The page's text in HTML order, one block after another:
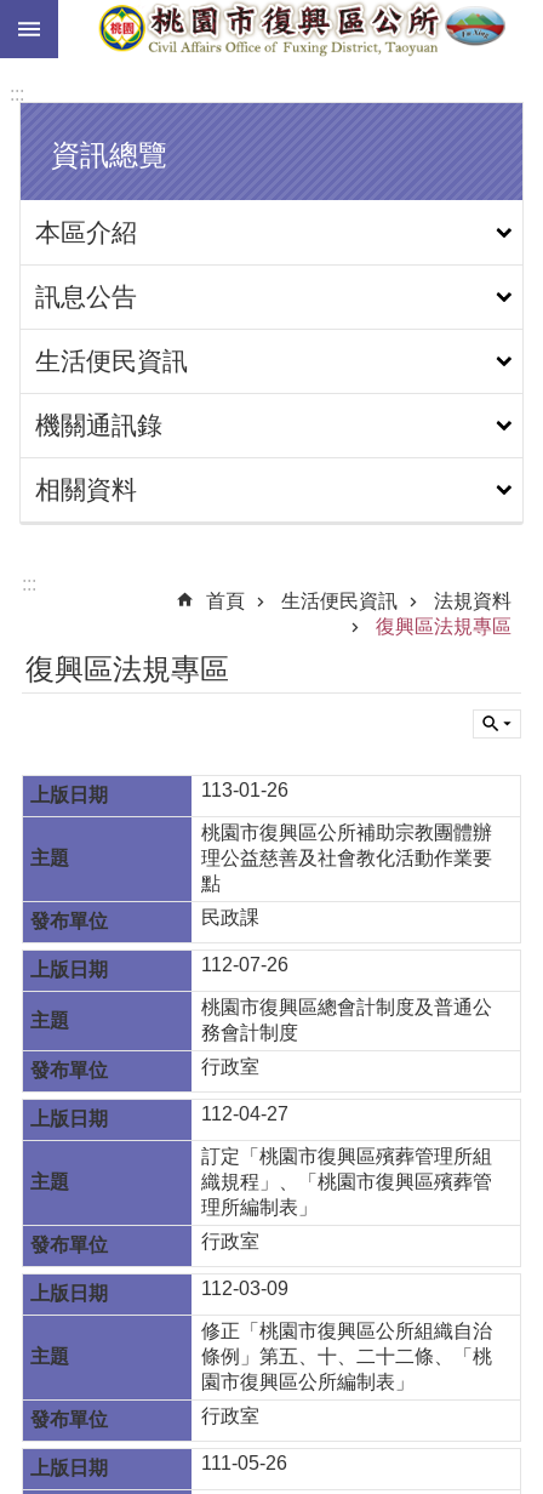
跳到主要內容區塊
:::
資訊總覽
本區介紹
訊息公告
生活便民資訊
機關通訊錄
相關資料
:::
首頁
生活便民資訊
法規資料
復興區法規專區
復興區法規專區
113-01-26
桃園市復興區公所補助宗教團體辦
理公益慈善及社會教化活動作業要
點
民政課
112-07-26
桃園市復興區總會計制度及普通公
務會計制度
行政室
112-04-27
訂定「桃園市復興區殯葬管理所組
織規程」、「桃園市復興區殯葬管
理所編制表」
行政室
112-03-09
修正「桃園市復興區公所組織自治
條例」第五、十、二十二條、「桃
園市復興區公所編制表」
行政室
111-05-26